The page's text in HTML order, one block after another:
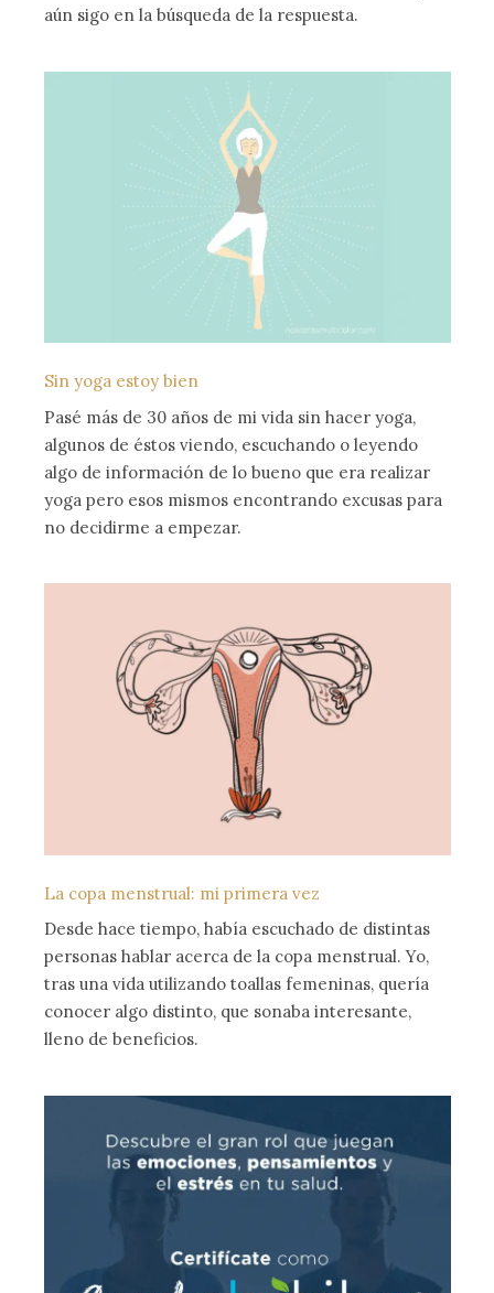
aún sigo en la búsqueda de la respuesta.
Sin yoga estoy bien
Pasé más de 30 años de mi vida sin hacer yoga,
algunos de éstos viendo, escuchando o leyendo
algo de información de lo bueno que era realizar
yoga pero esos mismos encontrando excusas para
no decidirme a empezar.
La copa menstrual: mi primera vez
Desde hace tiempo, había escuchado de distintas
personas hablar acerca de la copa menstrual. Yo,
tras una vida utilizando toallas femeninas, quería
conocer algo distinto, que sonaba interesante,
lleno de beneficios.